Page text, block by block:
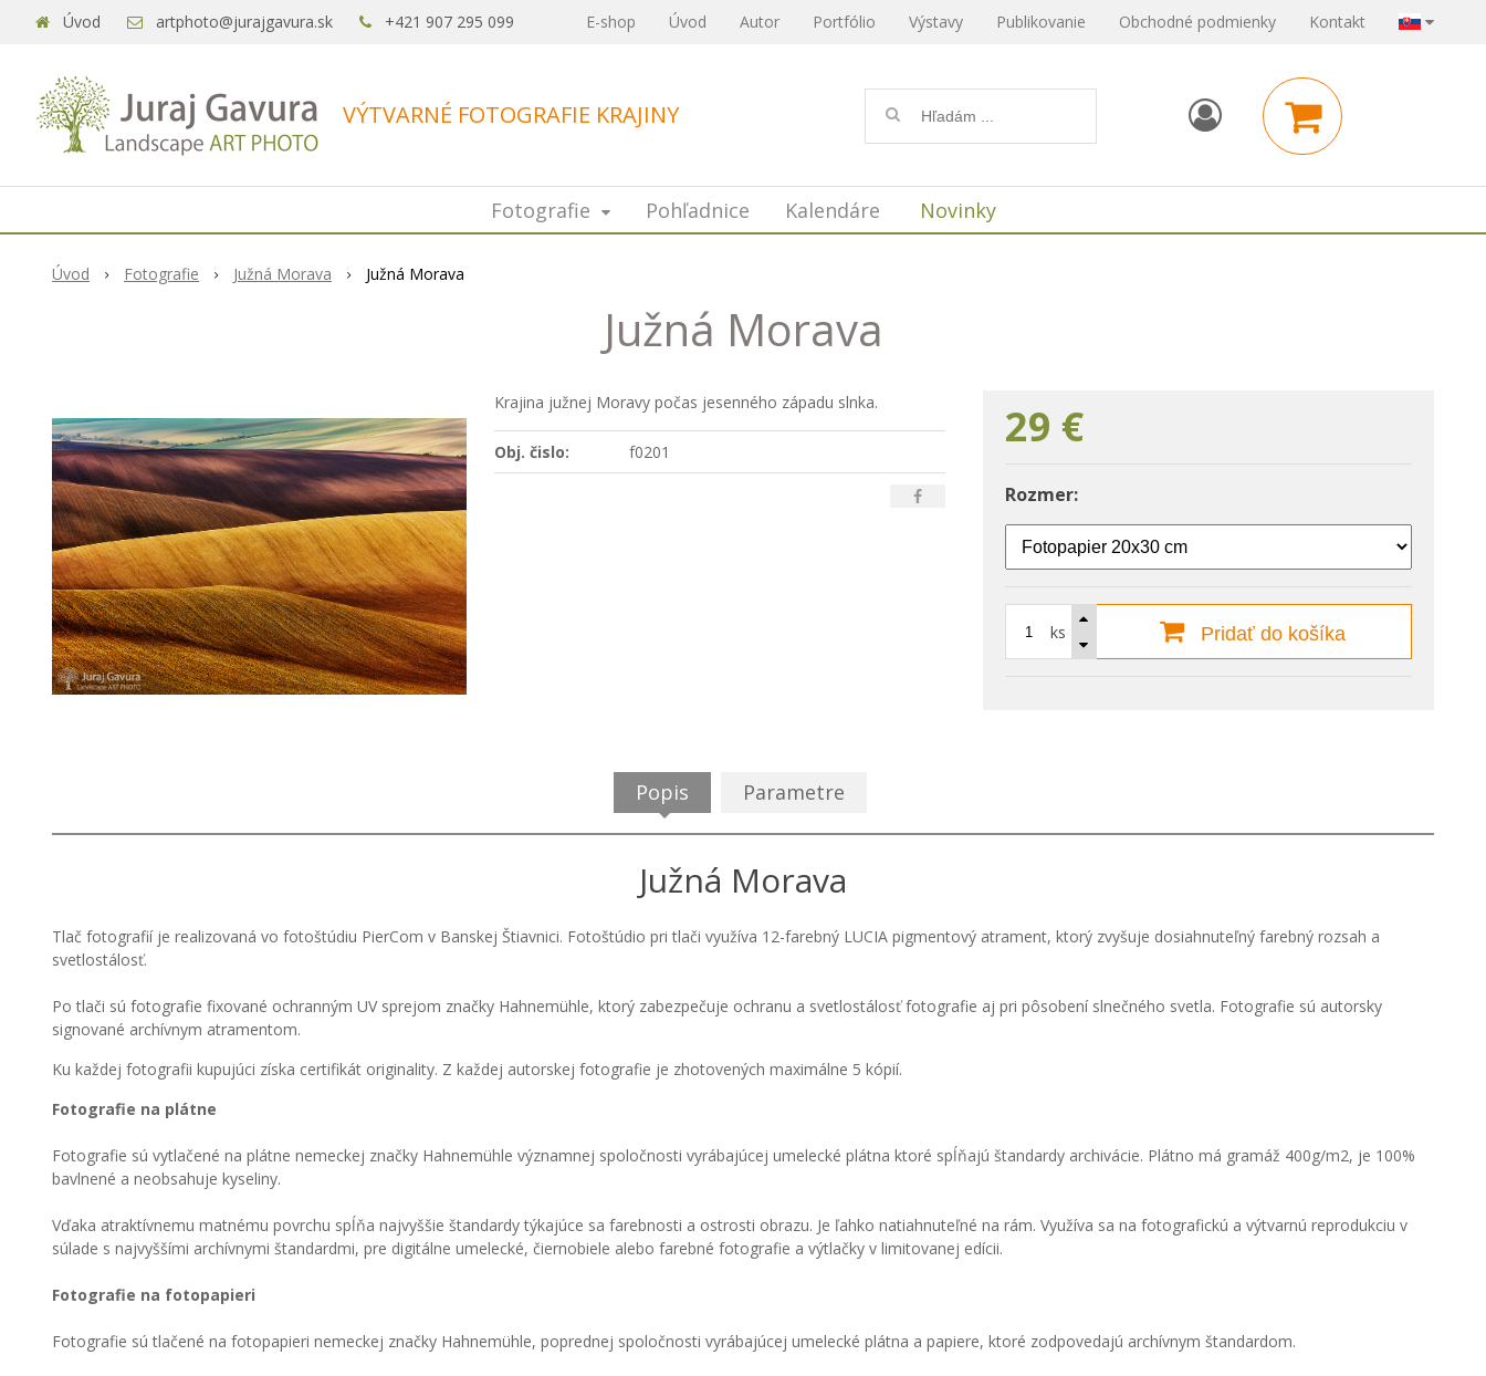
VÝTVARNÉ FOTOGRAFIE KRAJINY
Úvod artphoto@jurajgavura.sk +421 907 295 099 E-shop Úvod Autor Portfólio Výstavy Publikovanie Obchodné podmienky Kontakt
Úvod Fotografie Južná Morava Južná Morava
Južná Morava
29 €
Rozmer:
ks Pridať do košíka
Krajina južnej Moravy počas jesenného západu slnka.
Obj. čislo: f0201
Popis Parametre
Južná Morava
Tlač fotografií je realizovaná vo fotoštúdiu PierCom v Banskej Štiavnici. Fotoštúdio pri tlači využíva 12-farebný LUCIA pigmentový atrament, ktorý zvyšuje dosiahnuteľný farebný rozsah a
svetlostálosť.
Po tlači sú fotografie fixované ochranným UV sprejom značky Hahnemühle, ktorý zabezpečuje ochranu a svetlostálosť fotografie aj pri pôsobení slnečného svetla. Fotografie sú autorsky
signované archívnym atramentom.
Ku každej fotografii kupujúci získa certifikát originality. Z každej autorskej fotografie je zhotovených maximálne 5 kópií.
Fotografie na plátne
Fotografie sú vytlačené na plátne nemeckej značky Hahnemühle významnej spoločnosti vyrábajúcej umelecké plátna ktoré spĺňajú štandardy archivácie. Plátno má gramáž 400g/m2, je 100%
bavlnené a neobsahuje kyseliny.
Vďaka atraktívnemu matnému povrchu spĺňa najvyššie štandardy týkajúce sa farebnosti a ostrosti obrazu. Je ľahko natiahnuteľné na rám. Využíva sa na fotografickú a výtvarnú reprodukciu v
súlade s najvyššími archívnymi štandardmi, pre digitálne umelecké, čiernobiele alebo farebné fotografie a výtlačky v limitovanej edícii.
Fotografie na fotopapieri
Fotografie sú tlačené na fotopapieri nemeckej značky Hahnemühle, poprednej spoločnosti vyrábajúcej umelecké plátna a papiere, ktoré zodpovedajú archívnym štandardom.
Fotografie Pohľadnice Kalendáre Novinky